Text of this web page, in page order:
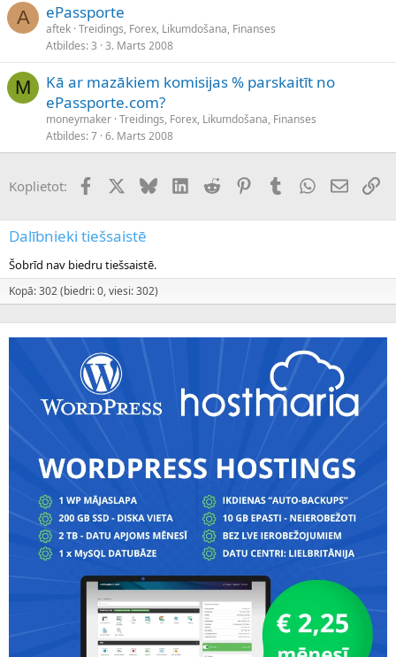
A ePassporte
aftek Treidings, Forex, Likumdošana, Finanses
Atbildes 3 3. Marts 2008
M
Kā ar mazākiem komisijas % parskaitīt no
ePassporte.com?
moneymaker Treidings, Forex, Likumdošana, Finanses
Atbildes 7 6. Marts 2008
Koplietot: FacebookX (Twitter)
BlueskyLinkedInReddit PinterestTumblrWhatsApp
E-pasts
Dalībnieki tiešsaistē
Šobrīd nav biedru tiešsaistē.
Kopā: 302 (biedri: 0, viesi: 302)